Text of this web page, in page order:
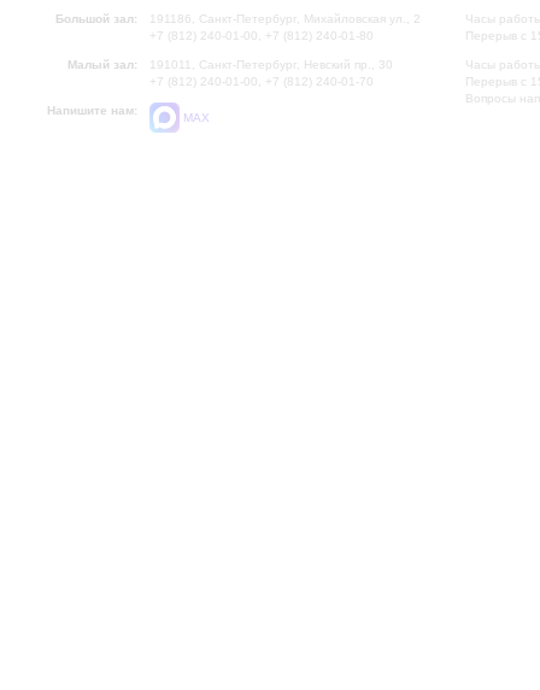
Большой зал:
191186, Санкт-Петербург, Михайловская ул., 2
+7 (812) 240-01-00, +7 (812) 240-01-80
Малый зал:
191011, Санкт-Петербург, Невский пр., 30
+7 (812) 240-01-00, +7 (812) 240-01-70
Напишите нам:
MAX
Часы
Перерыв с
Часы
Перерыв с
Вопросы